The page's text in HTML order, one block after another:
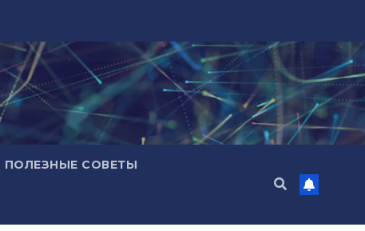
ПОЛЕЗНЫЕ СОВЕТЫ